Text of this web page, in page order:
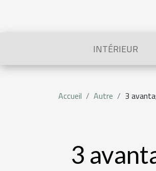
INTÉRIEUR
Accueil Autre 3
3